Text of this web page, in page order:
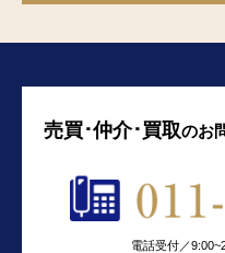
売買･仲介･買取のお
電話受付／